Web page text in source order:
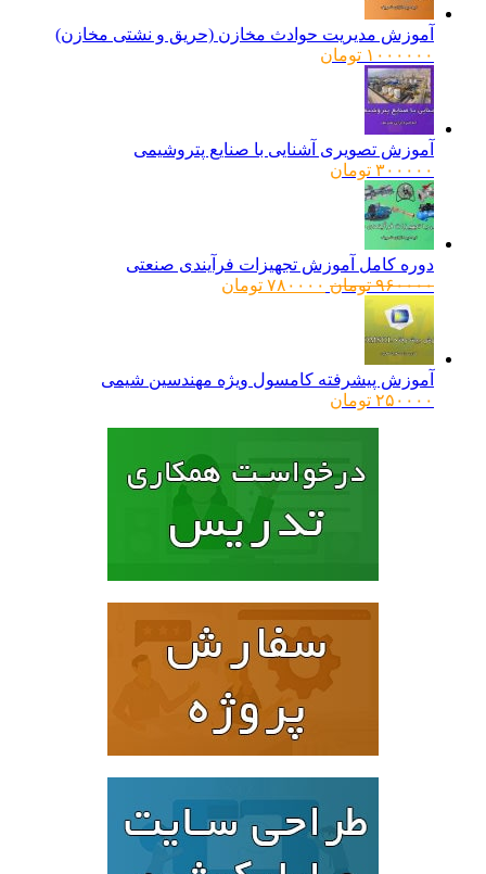
آموزش مدیریت حوادث مخازن (حریق و نشتی مخازن)
۱۰۰۰۰۰۰ تومان
آموزش تصویری آشنایی با صنایع پتروشیمی
۳۰۰۰۰۰ تومان
دوره کامل آموزش تجهیزات فرآیندی صنعتی
۹۶۰۰۰۰ تومانقیمت
۷۸۰۰۰۰ تومانقیمت
آموزش پیشرفته کامسول ویژه مهندسین شیمی
۲۵۰۰۰۰ تومان